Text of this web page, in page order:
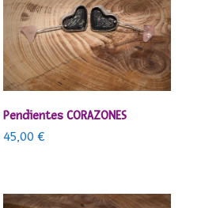
AÑADIR AL CARRITO
Pendientes CORAZONES
45,00€